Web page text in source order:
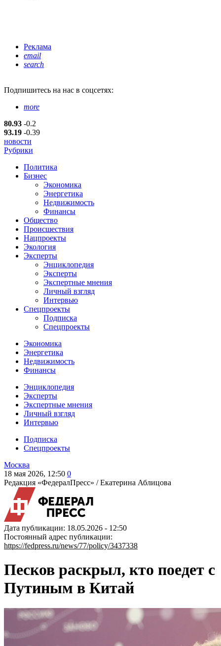
Реклама
email
search
Подпишитесь на нас в соцсетях:
more
80.93 -0.2
93.19 -0.39
новости
Рубрики
Политика
Бизнес
Экономика
Энергетика
Недвижимость
Финансы
Общество
Происшествия
Нацпроекты
Экология
Эксперты
Энциклопедия
Эксперты
Экспертные мнения
Личный взгляд
Интервью
Спецпроекты
Подписка
Спецпроекты
Экономика
Энергетика
Недвижимость
Финансы
Энциклопедия
Эксперты
Экспертные мнения
Личный взгляд
Интервью
Подписка
Спецпроекты
Москва
18 мая 2026, 12:50 0
Редакция «ФедералПресс» /Екатерина Аблицова
Дата публикации: 18.05.2026 - 12:50
Постоянный адрес публикации:
https://fedpress.ru/news/77/policy/3437338
Песков раскрыл, кто поедет с
Путиным в Китай